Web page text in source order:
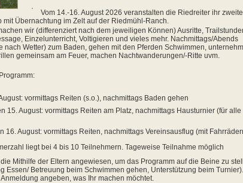
Vom 14.-16. August 2026 veranstalten die Riedreiter ihr
mit Übernachtung im Zelt auf der Riedmühl-Ranch.
wir (differenziert nach dem jeweiligen Können) Ausritte,
Einzelunterricht, Voltigieren und vieles mehr. Nachmittags/Abends
nach Wetter) zum Baden, gehen mit den Pferden Schwimmen,
gemeinsam am Feuer, machen Nachtwanderungen/-Ritte uvm.
vormittags Reiten (s.o.), nachmittags Baden gehen
15. August: vormittags Reiten am Platz, nachmittags Hausturnier (für alle
16. August: vormittags Reiten, nachmittags Vereinsausflug (mit
liegt bei 4 bis 10 Teilnehmern. Tageweise Teilnahme möglich
Mithilfe der Eltern angewiesen, um das Programm auf die Beine zu
Essen/ Betreuung beim Schwimmen gehen, Unterstützung beim Turnier).
angeben, was Ihr machen möchtet.